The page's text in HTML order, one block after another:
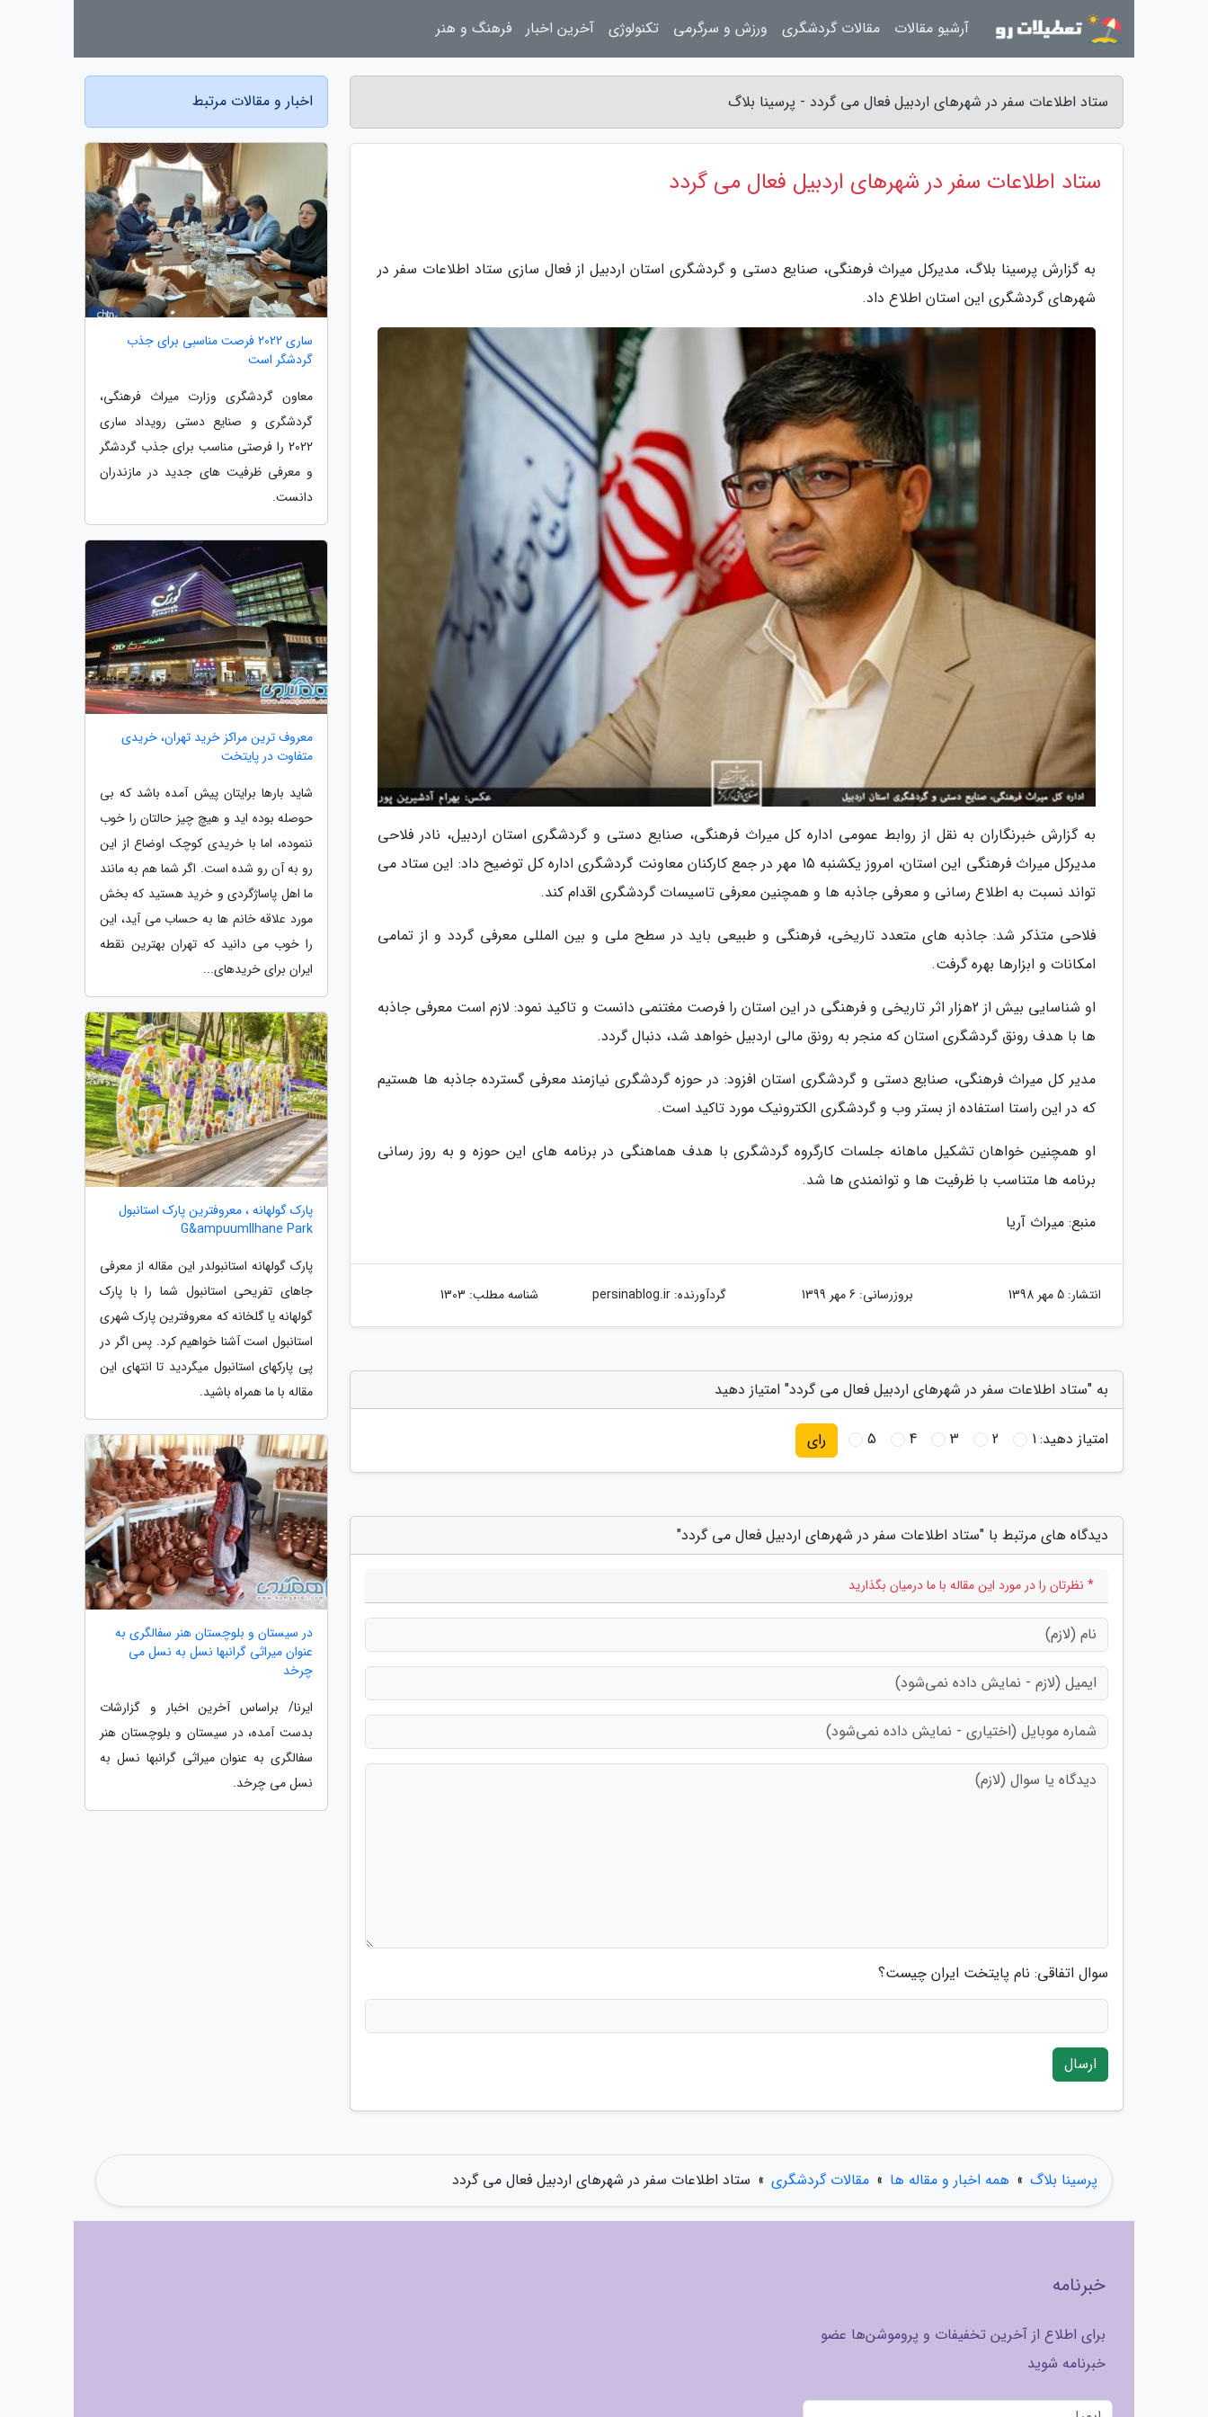
ستاد اطلاعات سفر در شهرهای اردبیل فعال می گردد - پرسینا بلاگ
ستاد اطلاعات سفر در شهرهای اردبیل فعال می گردد
به گزارش پرسینا بلاگ، مدیرکل میراث فرهنگی، صنایع دستی و گردشگری استان اردبیل از فعال سازی ستاد اطلاعات سفر در
شهرهای گردشگری این استان اطلاع داد.
به گزارش خبرنگاران به نقل از روابط عمومی اداره کل میراث فرهنگی، صنایع دستی و گردشگری استان اردبیل، نادر فلاحی
مدیرکل میراث فرهنگی این استان، امروز یکشنبه 15 مهر در جمع کارکنان معاونت گردشگری اداره کل توضیح داد: این ستاد می
تواند نسبت به اطلاع رسانی و معرفی جاذبه ها و همچنین معرفی تاسیسات گردشگری اقدام کند.
فلاحی متذکر شد: جاذبه های متعدد تاریخی، فرهنگی و طبیعی باید در سطح ملی و بین المللی معرفی گردد و از تمامی
امکانات و ابزارها بهره گرفت.
او شناسایی بیش از 2هزار اثر تاریخی و فرهنگی در این استان را فرصت مغتنمی دانست و تاکید نمود: لازم است معرفی جاذبه
ها با هدف رونق گردشگری استان که منجر به رونق مالی اردبیل خواهد شد، دنبال گردد.
مدیر کل میراث فرهنگی، صنایع دستی و گردشگری استان افزود: در حوزه گردشگری نیازمند معرفی گسترده جاذبه ها هستیم
که در این راستا استفاده از بستر وب و گردشگری الکترونیک مورد تاکید است.
او همچنین خواهان تشکیل ماهانه جلسات کارگروه گردشگری با هدف هماهنگی در برنامه های این حوزه و به روز رسانی
برنامه ها متناسب با ظرفیت ها و توانمندی ها شد.
منبع: میراث آریا
انتشار: 5 مهر 1398 بروزرسانی: 6 مهر 1399 گردآورنده:persinablog.ir شناسه مطلب: 1303
به "ستاد اطلاعات سفر در شهرهای اردبیل فعال می گردد" امتیاز دهید
امتیاز دهید:1
2
3
4
5 رای
دیدگاه های مرتبط با "ستاد اطلاعات سفر در شهرهای اردبیل فعال می گردد"
* نظرتان را در مورد این مقاله با ما درمیان بگذارید
سوال اتفاقی: نام پایتخت ایران چیست؟
ارسال
اخبار و مقالات مرتبط
ساری 2022 فرصت مناسبی برای جذب
گردشگر است
معاون گردشگری وزارت میراث فرهنگی،
گردشگری و صنایع دستی رویداد ساری
2022 را فرصتی مناسب برای جذب گردشگر
و معرفی ظرفیت های جدید در مازندران
دانست.
معروف ترین مراکز خرید تهران، خریدی
متفاوت در پایتخت
شاید بارها برایتان پیش آمده باشد که بی
حوصله بوده اید و هیچ چیز حالتان را خوب
ننموده، اما با خریدی کوچک اوضاع از این
رو به آن رو شده است. اگر شما هم به مانند
ما اهل پاساژگردی و خرید هستید که بخش
مورد علاقه خانم ها به حساب می آید، این
را خوب می دانید که تهران بهترین نقطه
ایران برای خریدهای...
پارک گولهانه ، معروفترین پارک استانبول
G&ampuumllhane Park
پارک گولهانه استانبولدر این مقاله از معرفی
جاهای تفریحی استانبول شما را با پارک
گولهانه یا گلخانه که معروفترین پارک شهری
استانبول است آشنا خواهیم کرد. پس اگر در
پی پارکهای استانبول میگردید تا انتهای این
مقاله با ما همراه باشید.
در سیستان و بلوچستان هنر سفالگری به
عنوان میراثی گرانبها نسل به نسل می
چرخد
ایرنا/ براساس آخرین اخبار و گزارشات
بدست آمده، در سیستان و بلوچستان هنر
سفالگری به عنوان میراثی گرانبها نسل به
نسل می چرخد.
پرسینا بلاگ » همه اخبار و مقاله ها » مقالات گردشگری » ستاد اطلاعات سفر در شهرهای اردبیل فعال می گردد
آرشیو مقالات مقالات گردشگری ورزش و سرگرمی تکنولوژی آخرین اخبار فرهنگ و هنر
خبرنامه
برای اطلاع از آخرین تخفیفات و پروموشن‌ها عضو
خبرنامه شوید